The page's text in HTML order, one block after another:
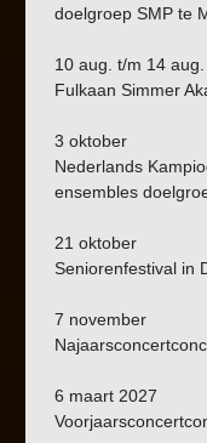
doelgroep SMP te
10 aug. t/m 14 aug.
Fulkaan Simmer
3 oktober
Nederlands
ensembles
21 oktober
Seniorenfestival in
7 november
6 maart 2027